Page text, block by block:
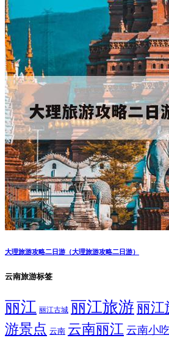
大理旅游攻略二日游（大理旅游攻略二日游）
云南旅游标签
丽江 丽江古城 丽江旅游 丽江
游景点 云南 云南丽江 云南小